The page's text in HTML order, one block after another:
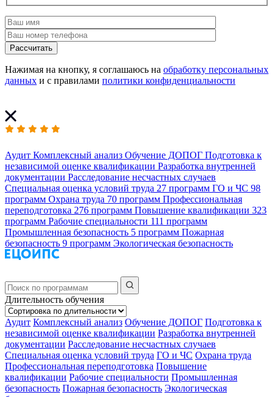
Рассчитать
Нажимая на кнопку, я соглашаюсь на обработку персональных
данных и с правилами политики конфиденциальности
Аудит Комплексный анализ Обучение ДОПОГ Подготовка к
независимой оценке квалификации Разработка внутренней
документации Расследование несчастных случаев
Специальная оценка условий труда 27 программ ГО и ЧС 98
программ Охрана труда 70 программ Профессиональная
переподготовка 276 программ Повышение квалификации 323
программ Рабочие специальности 111 программ
Промышленная безопасность 5 программ Пожарная
безопасность 9 программ Экологическая безопасность
Длительность обучения
Аудит Комплексный анализ Обучение ДОПОГ Подготовка к
независимой оценке квалификации Разработка внутренней
документации Расследование несчастных случаев
Специальная оценка условий труда ГО и ЧС Охрана труда
Профессиональная переподготовка Повышение
квалификации Рабочие специальности Промышленная
безопасность Пожарная безопасность Экологическая